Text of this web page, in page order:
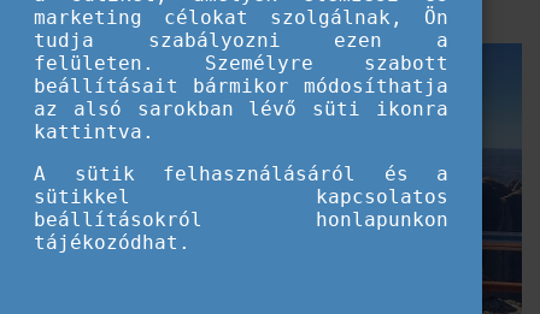
marketing célokat szolgálnak, Ön
tudja szabályozni ezen a
felületen. Személyre szabott
beállításait bármikor módosíthatja
az alsó sarokban lévő süti ikonra
kattintva.
A sütik felhasználásáról és a
sütikkel kapcsolatos
beállításokról honlapunkon
tájékozódhat.